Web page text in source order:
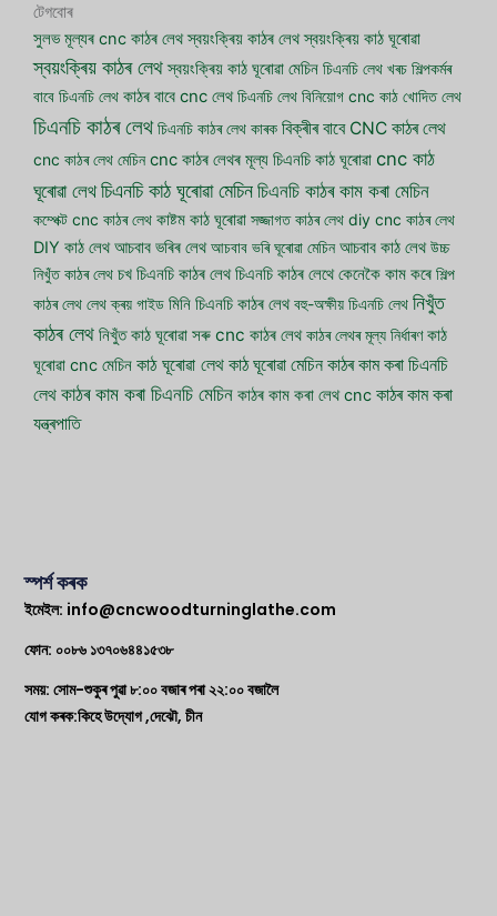
টেগবোৰ
সুলভ মূল্যৰ cnc কাঠৰ লেথ স্বয়ংক্ৰিয় কাঠৰ লেথ স্বয়ংক্ৰিয় কাঠ ঘূৰোৱা
স্বয়ংক্ৰিয় কাঠৰ লেথ স্বয়ংক্ৰিয় কাঠ ঘূৰোৱা মেচিন চিএনচি লেথ খৰচ শিল্পকৰ্মৰ
বাবে চিএনচি লেথ কাঠৰ বাবে cnc লেথ চিএনচি লেথ বিনিয়োগ cnc কাঠ খোদিত লেথ
চিএনচি কাঠৰ লেথ চিএনচি কাঠৰ লেথ কাৰক বিক্ৰীৰ বাবে CNC কাঠৰ লেথ
cnc কাঠৰ লেথ মেচিন cnc কাঠৰ লেথৰ মূল্য চিএনচি কাঠ ঘূৰোৱা cnc কাঠ
ঘূৰোৱা লেথ চিএনচি কাঠ ঘূৰোৱা মেচিন চিএনচি কাঠৰ কাম কৰা মেচিন
কম্পেক্ট cnc কাঠৰ লেথ কাষ্টম কাঠ ঘূৰোৱা সজ্জাগত কাঠৰ লেথ diy cnc কাঠৰ লেথ
DIY কাঠ লেথ আচবাব ভৰিৰ লেথ আচবাব ভৰি ঘূৰোৱা মেচিন আচবাব কাঠ লেথ উচ্চ
নিখুঁত কাঠৰ লেথ চখ চিএনচি কাঠৰ লেথ চিএনচি কাঠৰ লেথে কেনেকৈ কাম কৰে শিল্প
কাঠৰ লেথ লেথ ক্ৰয় গাইড মিনি চিএনচি কাঠৰ লেথ বহু-অক্ষীয় চিএনচি লেথ নিখুঁত
কাঠৰ লেথ নিখুঁত কাঠ ঘূৰোৱা সৰু cnc কাঠৰ লেথ কাঠৰ লেথৰ মূল্য নিৰ্ধাৰণ কাঠ
ঘূৰোৱা cnc মেচিন কাঠ ঘূৰোৱা লেথ কাঠ ঘূৰোৱা মেচিন কাঠৰ কাম কৰা চিএনচি
লেথ কাঠৰ কাম কৰা চিএনচি মেচিন কাঠৰ কাম কৰা লেথ cnc কাঠৰ কাম কৰা
যন্ত্ৰপাতি
স্পৰ্শ কৰক
ইমেইল: info@cncwoodturninglathe.com
ফোন: ০০৮৬ ১৩৭০৬৪৪১৫৩৮
সময়: সোম-শুকুৰ পুৱা ৮:০০ বজাৰ পৰা ২২:০০ বজালৈ
যোগ কৰক:কিহে উদ্যোগ ,দেঝৌ, চীন